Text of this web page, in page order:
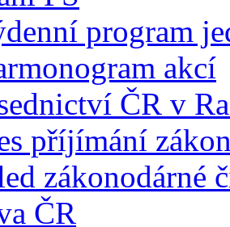
program
akcí
ČR v
příjímání
zákonodárné
ČR